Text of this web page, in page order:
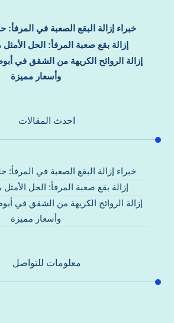
خبراء إزالة البقع الصعبة في المرفأ:
إزالة بقع صعبة المرفأ: الحل
إزالة الروائح الكريهة من الشقق في
وأسعار مميزة
احدث المقالات
خبراء إزالة البقع الصعبة في المرفأ:
إزالة بقع صعبة المرفأ: الحل
إزالة الروائح الكريهة من الشقق في
وأسعار مميزة
معلومات للتواصل